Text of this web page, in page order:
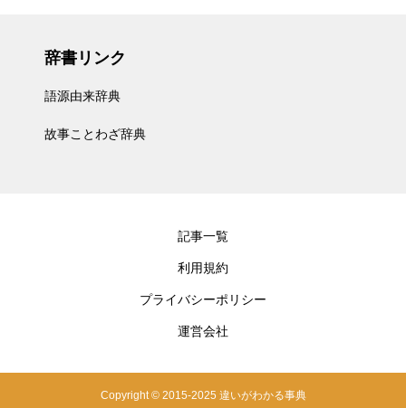
辞書リンク
語源由来辞典
故事ことわざ辞典
記事一覧
利用規約
プライバシーポリシー
運営会社
Copyright © 2015-2025 違いがわかる事典